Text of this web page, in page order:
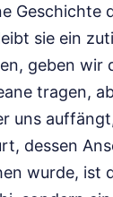
Geschichte
sie ein
geben wir
tragen,
uns
dessen
wurde, ist